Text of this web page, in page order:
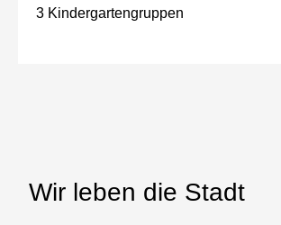
3 Kindergartengruppen
Wir leben die Stadt